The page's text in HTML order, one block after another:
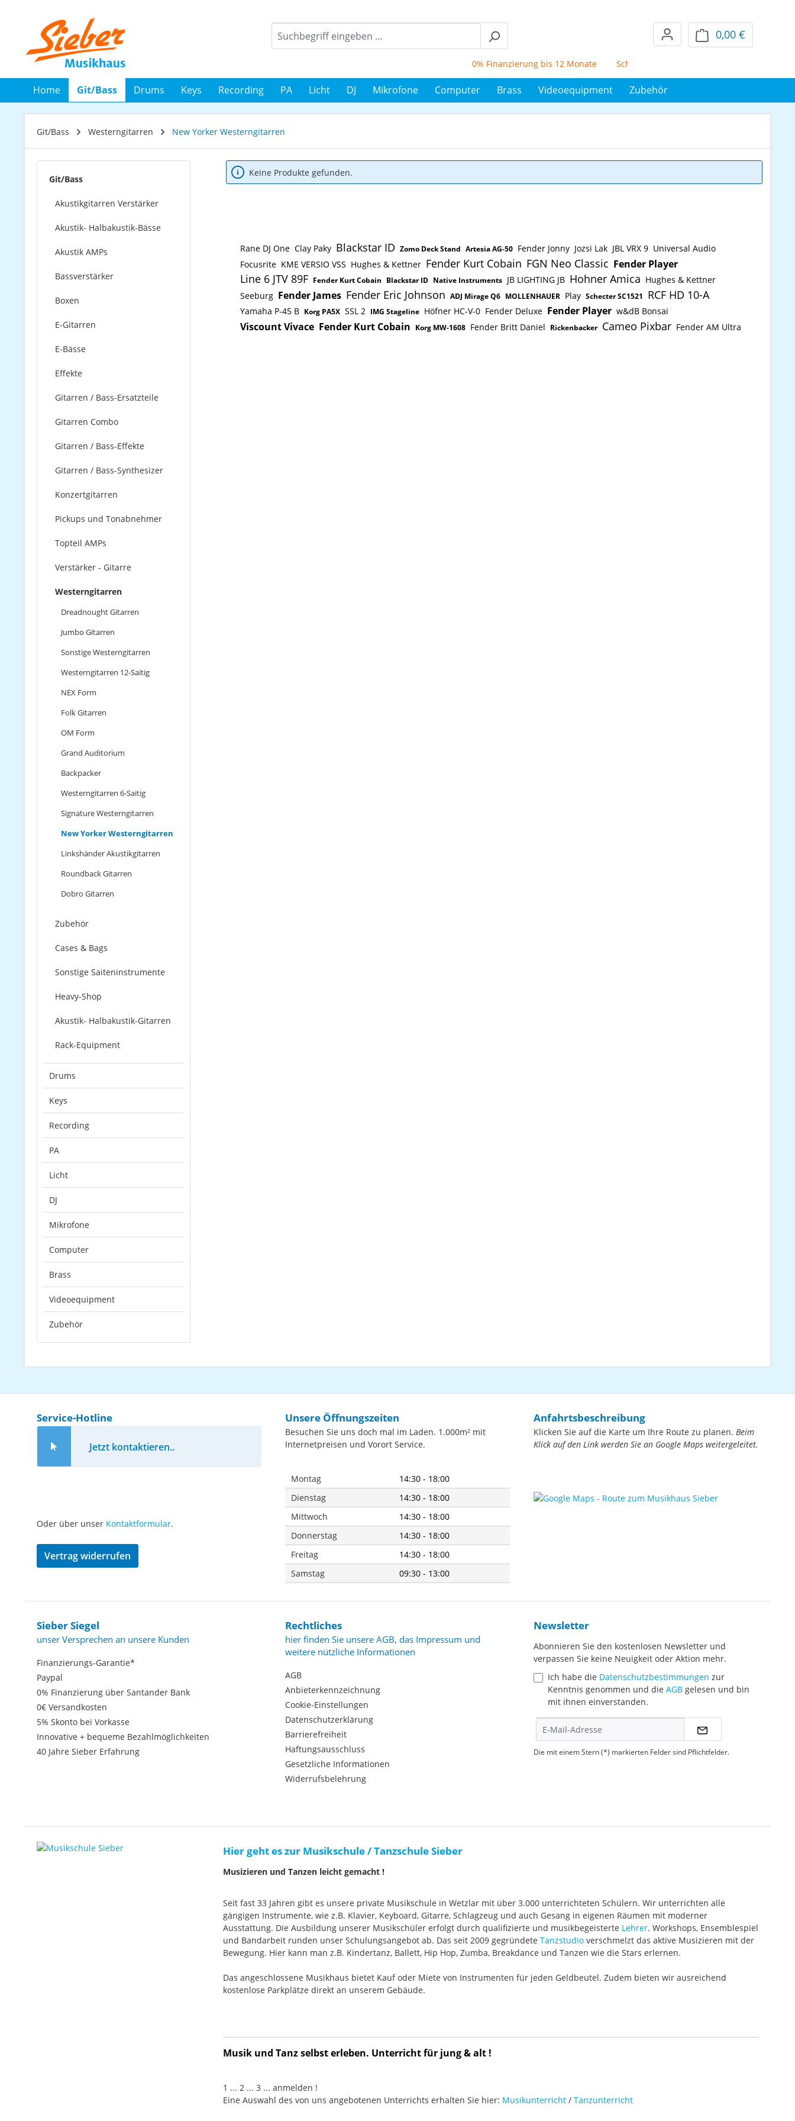
0% Finanzierung bis 12 Monate Schufafreier Mietkauf über 72 Monate
0,00 €
Home Git/Bass Drums Keys Recording PA Licht DJ Mikrofone Computer Brass Videoequipment Zubehör
Git/Bass Westerngitarren New Yorker Westerngitarren
Git/Bass
Akustikgitarren Verstärker
Akustik- Halbakustik-Bässe
Akustik AMPs
Bassverstärker
Boxen
E-Gitarren
E-Bässe
Effekte
Gitarren / Bass-Ersatzteile
Gitarren Combo
Gitarren / Bass-Effekte
Gitarren / Bass-Synthesizer
Konzertgitarren
Pickups und Tonabnehmer
Topteil AMPs
Verstärker - Gitarre
Westerngitarren
Dreadnought Gitarren
Jumbo Gitarren
Sonstige Westerngitarren
Westerngitarren 12-Saitig
NEX Form
Folk Gitarren
OM Form
Grand Auditorium
Backpacker
Westerngitarren 6-Saitig
Signature Westerngitarren
New Yorker Westerngitarren
Linkshänder Akustikgitarren
Roundback Gitarren
Dobro Gitarren
Zubehör
Cases & Bags
Sonstige Saiteninstrumente
Heavy-Shop
Akustik- Halbakustik-Gitarren
Rack-Equipment
Drums
Keys
Recording
PA
Licht
DJ
Mikrofone
Computer
Brass
Videoequipment
Zubehör
Keine Produkte gefunden.
Rane DJ One Clay Paky Blackstar ID Zomo Deck Stand Artesia AG-50 Fender Jonny Jozsi Lak JBL VRX 9 Universal Audio
Focusrite KME VERSIO VSS Hughes & Kettner Fender Kurt Cobain FGN Neo Classic Fender Player
Line 6 JTV 89F Fender Kurt Cobain Blackstar ID Native Instruments JB LIGHTING JB Hohner Amica Hughes & Kettner
Seeburg Fender James Fender Eric Johnson ADJ Mirage Q6 MOLLENHAUER Play Schecter SC1521 RCF HD 10-A
Yamaha P-45 B Korg PA5X SSL 2 IMG Stageline Höfner HC-V-0 Fender Deluxe Fender Player w&dB Bonsai
Viscount Vivace Fender Kurt Cobain Korg MW-1608 Fender Britt Daniel Rickenbacker Cameo Pixbar Fender AM Ultra
Service-Hotline
Jetzt kontaktieren..
Oder über unser Kontaktformular.
Vertrag widerrufen
Unsere Öffnungszeiten
Besuchen Sie uns doch mal im Laden. 1.000m² mit
Internetpreisen und Vorort Service.
Montag
14:30 - 18:00
Dienstag
14:30 - 18:00
Mittwoch
14:30 - 18:00
Donnerstag
14:30 - 18:00
Freitag
14:30 - 18:00
Samstag
09:30 - 13:00
Anfahrtsbeschreibung
Klicken Sie auf die Karte um Ihre Route zu planen. Beim
Klick auf den Link werden Sie an Google Maps weitergeleitet.
Sieber Siegel
unser Versprechen an unsere Kunden
Finanzierungs-Garantie*
Paypal
0% Finanzierung über Santander Bank
0€ Versandkosten
5% Skonto bei Vorkasse
Innovative + bequeme Bezahlmöglichkeiten
40 Jahre Sieber Erfahrung
Rechtliches
hier finden Sie unsere AGB, das Impressum und
weitere nützliche Informationen
AGB
Anbieterkennzeichnung
Cookie-Einstellungen
Datenschutzerklärung
Barrierefreiheit
Haftungsausschluss
Gesetzliche Informationen
Widerrufsbelehrung
Newsletter
Abonnieren Sie den kostenlosen Newsletter und
verpassen Sie keine Neuigkeit oder Aktion mehr.
Ich habe die Datenschutzbestimmungen zur
Kenntnis genommen und die AGB gelesen und bin
mit ihnen einverstanden.
Die mit einem Stern (*) markierten Felder sind Pflichtfelder.
Hier geht es zur Musikschule / Tanzschule Sieber
Musizieren und Tanzen leicht gemacht !
Seit fast 33 Jahren gibt es unsere private Musikschule in Wetzlar mit über 3.000 unterrichteten Schülern. Wir unterrichten alle
gängigen Instrumente, wie z.B. Klavier, Keyboard, Gitarre, Schlagzeug und auch Gesang in eigenen Räumen mit moderner
Ausstattung. Die Ausbildung unserer Musikschüler erfolgt durch qualifizierte und musikbegeisterte Lehrer. Workshops, Ensemblespiel
und Bandarbeit runden unser Schulungsangebot ab. Das seit 2009 gegründete Tanzstudio verschmelzt das aktive Musizieren mit der
Bewegung. Hier kann man z.B. Kindertanz, Ballett, Hip Hop, Zumba, Breakdance und Tanzen wie die Stars erlernen.
Das angeschlossene Musikhaus bietet Kauf oder Miete von Instrumenten für jeden Geldbeutel. Zudem bieten wir ausreichend
kostenlose Parkplätze direkt an unserem Gebäude.
Musik und Tanz selbst erleben. Unterricht für jung & alt !
1 ... 2 ... 3 ... anmelden !
Eine Auswahl des von uns angebotenen Unterrichts erhalten Sie hier: Musikunterricht / Tanzunterricht